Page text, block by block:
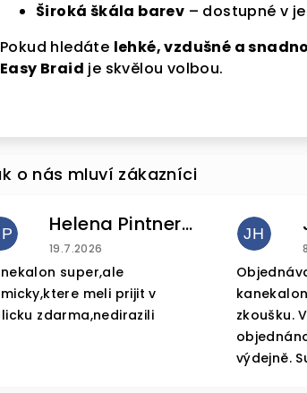
Široká škála barev – dostupné v
Pokud hledáte lehké, vzdušné a
Easy Braid je skvělou volbou.
Helena Pintnerova
Hodnocení obchodu je 4 z 5
19.7.2026
super,ale
meli prijit v
zdarma,nedirazili
JH
zkoušku.
výdejně.
SLEVA 5 %
Přihlaste se k našemu
newsletteru a sleva 5 %
je Vaše.